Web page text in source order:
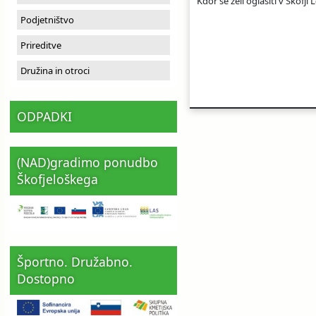
Podjetništvo
Prireditve
Družina in otroci
ODPADKI
(NAD)gradimo ponudbo
Škofjeloškega
Športno. Družabno.
Dostopno
Ceniki
Katalog informacij javnega značaja
Proračun občine
Uradni dokumenti in povezave